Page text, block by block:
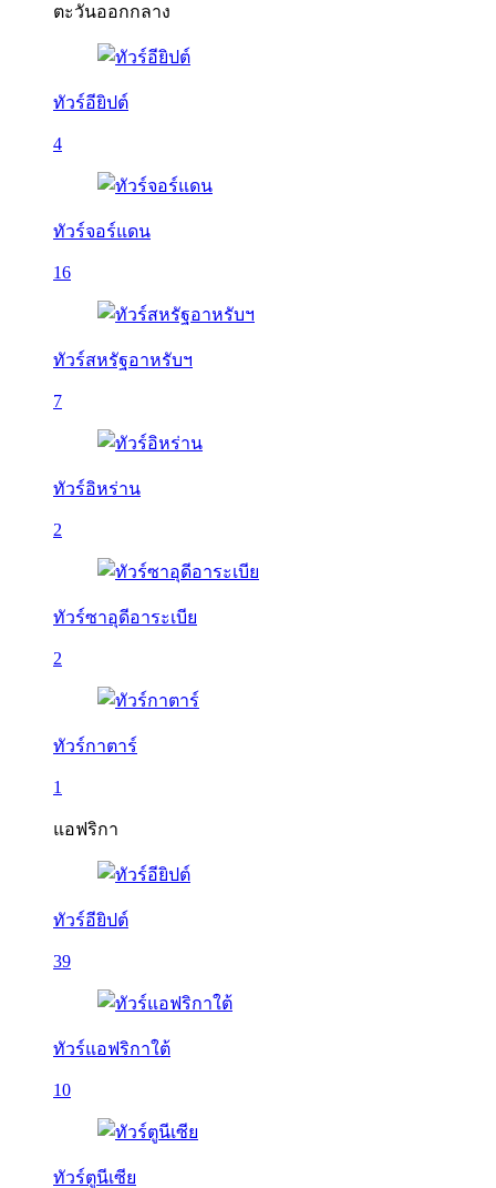
ตะวันออกกลาง
ทัวร์อียิปต์
4
ทัวร์จอร์แดน
16
ทัวร์สหรัฐอาหรับฯ
7
ทัวร์อิหร่าน
2
ทัวร์ซาอุดีอาระเบีย
2
ทัวร์กาตาร์
1
แอฟริกา
ทัวร์อียิปต์
39
ทัวร์แอฟริกาใต้
10
ทัวร์ตูนีเซีย